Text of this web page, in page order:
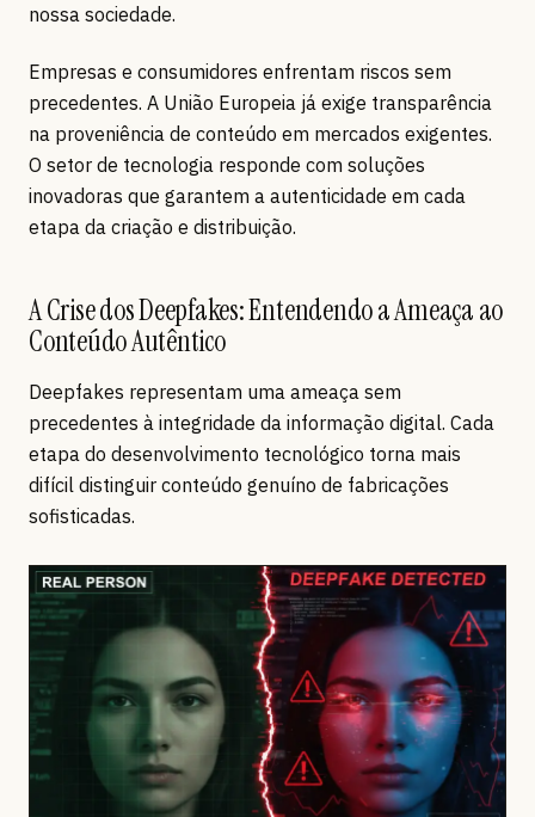
nossa sociedade.
Empresas e consumidores enfrentam riscos sem
precedentes. A União Europeia já exige transparência
na proveniência de conteúdo em mercados exigentes.
O setor de tecnologia responde com soluções
inovadoras que garantem a autenticidade em cada
etapa da criação e distribuição.
A Crise dos Deepfakes: Entendendo a Ameaça ao
Conteúdo Autêntico
Deepfakes representam uma ameaça sem
precedentes à integridade da informação digital. Cada
etapa do desenvolvimento tecnológico torna mais
difícil distinguir conteúdo genuíno de fabricações
sofisticadas.